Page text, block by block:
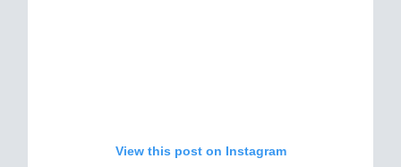
View this post on Instagram